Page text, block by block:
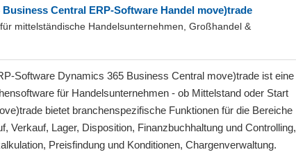
Central ERP-Software Handel move)trade
mittelständische Handelsunternehmen, Großhandel &
Software Dynamics 365 Business Central move)trade ist eine
für Handelsunternehmen - ob Mittelstand oder Start
bietet branchenspezifische Funktionen für die Bereiche
Verkauf, Lager, Disposition, Finanzbuchhaltung und Controlling,
Preisfindung und Konditionen, Chargenverwaltung.